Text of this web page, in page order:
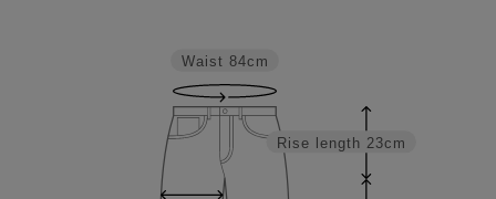
Rise length 23cm
Waist 84cm